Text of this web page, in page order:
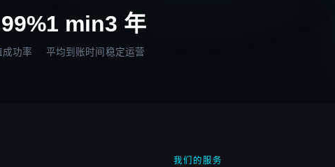
成功率
1 min
平均到账时间
3 年
稳定运营
我们的服务